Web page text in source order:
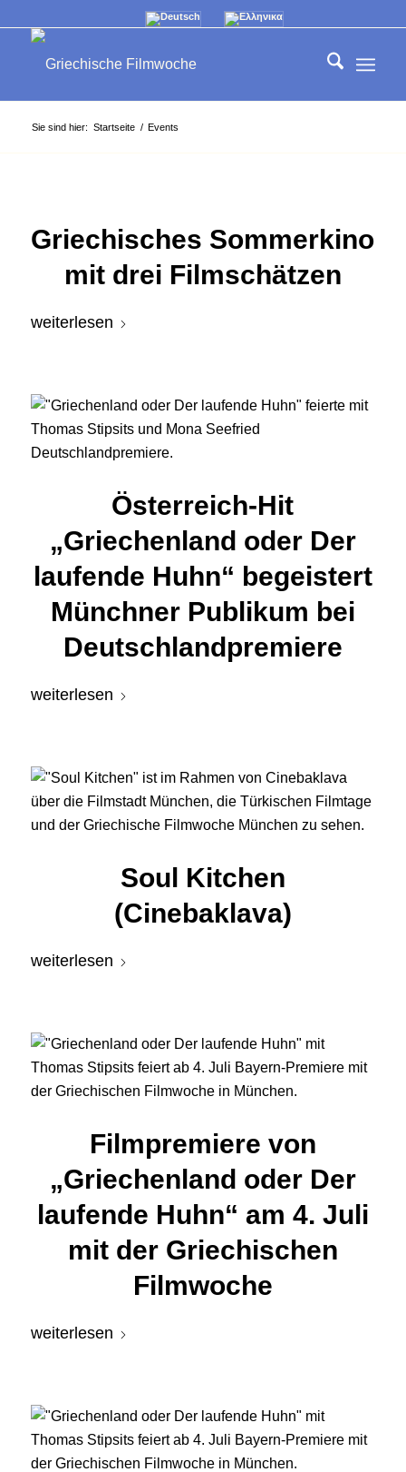
Sie sind hier: Startseite / Events
Griechisches Sommerkino
mit drei Filmschätzen
weiterlesen
Österreich-Hit
„Griechenland oder Der
laufende Huhn“ begeistert
Münchner Publikum bei
Deutschlandpremiere
weiterlesen
Soul Kitchen
(Cinebaklava)
weiterlesen
Filmpremiere von
„Griechenland oder Der
laufende Huhn“ am 4. Juli
mit der Griechischen
Filmwoche
weiterlesen